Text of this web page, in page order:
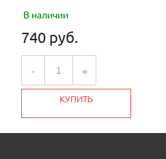
В наличии
740 руб.
- +
КУПИТЬ